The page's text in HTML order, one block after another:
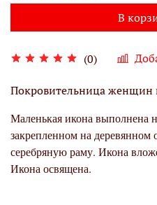
(0)
В
Покровительница
Маленькая икона выполнена
закрепленном на деревянном
серебряную раму. Икона
Икона освящена.